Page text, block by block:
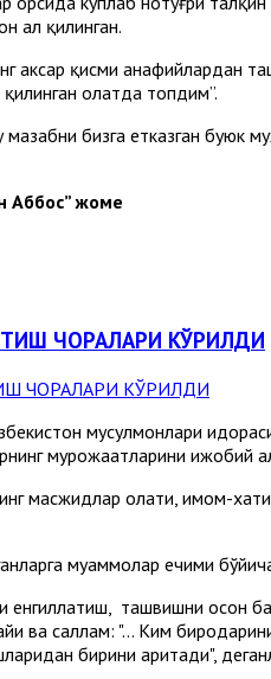
ҳал қилинган.
аксар қисми ҳанафийлардан
қилинган ҳолатда топдим”.
бизга етказган буюк
Аббос” жоме
ЧОРАЛАРИ КЎРИЛДИ
мусулмонлари
мурожаатларини ижобий
масжидлар ҳолати, имом-
муаммолар ечими
енгиллатиш, ташвишни осон
ва саллам: "... Ким
бирини аритади",